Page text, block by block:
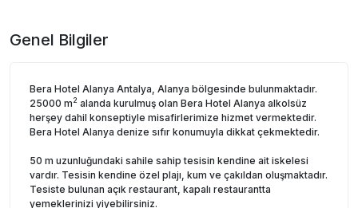
Genel Bilgiler
Bera Hotel Alanya Antalya, Alanya bölgesinde bulunmaktadır.
25000 m2 alanda kurulmuş olan Bera Hotel Alanya alkolsüz
herşey dahil konseptiyle misafirlerimize hizmet vermektedir.
Bera Hotel Alanya denize sıfır konumuyla dikkat çekmektedir.
50 m uzunluğundaki sahile sahip tesisin kendine ait iskelesi
vardır. Tesisin kendine özel plajı, kum ve çakıldan oluşmaktadır.
Tesiste bulunan açık restaurant, kapalı restaurantta
yemeklerinizi yiyebilirsiniz.